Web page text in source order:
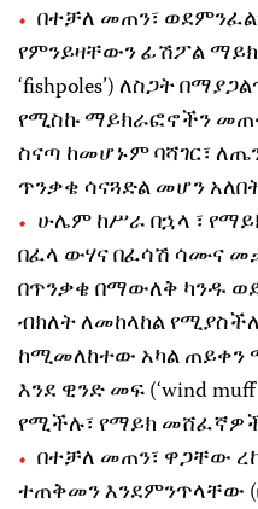
በተቻለ መጠን፣
የምንይዛቸውን ፊሽፖል
‘fishpoles’) ለስጋት
የሚስኩ ማይክራፎኖችን
ስናጣ ከመሆኑም ባሻገር፣
ጥንቃቄ ሳናጓድል መሆን
ሁሌም ከሥራ በኋላ ፣
በፈላ ውሃና በፈሳሽ ሳሙና
በጥንቃቄ በማውለቅ ካንዱ
ብክለት ለመከላከል
ከሚመለከተው አካል ጠይቀን
እንደ ዊንድ መፍ (‘wind
የሚችሉ፣ የማይክ
በተቻለ መጠን፣ ዋጋቸው
ተጠቅመን እንደምንጥላቸው